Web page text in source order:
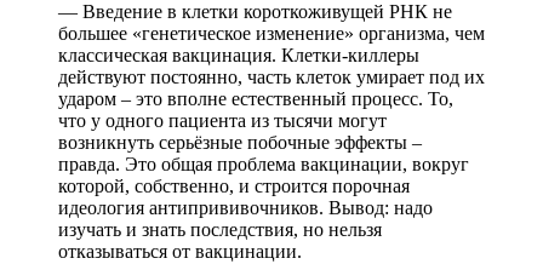
— Введение в клетки короткоживущей РНК не
большее «генетическое изменение» организма, чем
классическая вакцинация. Клетки-киллеры
действуют постоянно, часть клеток умирает под их
ударом – это вполне естественный процесс. То,
что у одного пациента из тысячи могут
возникнуть серьёзные побочные эффекты –
правда. Это общая проблема вакцинации, вокруг
которой, собственно, и строится порочная
идеология антипрививочников. Вывод: надо
изучать и знать последствия, но нельзя
отказываться от вакцинации.